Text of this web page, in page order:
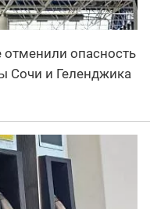
опасность
Сочи и Геленджика